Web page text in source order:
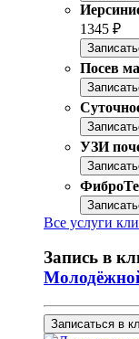
1345 ₽
Посев
УЗИ
Все услуги
Запись в
Записаться в